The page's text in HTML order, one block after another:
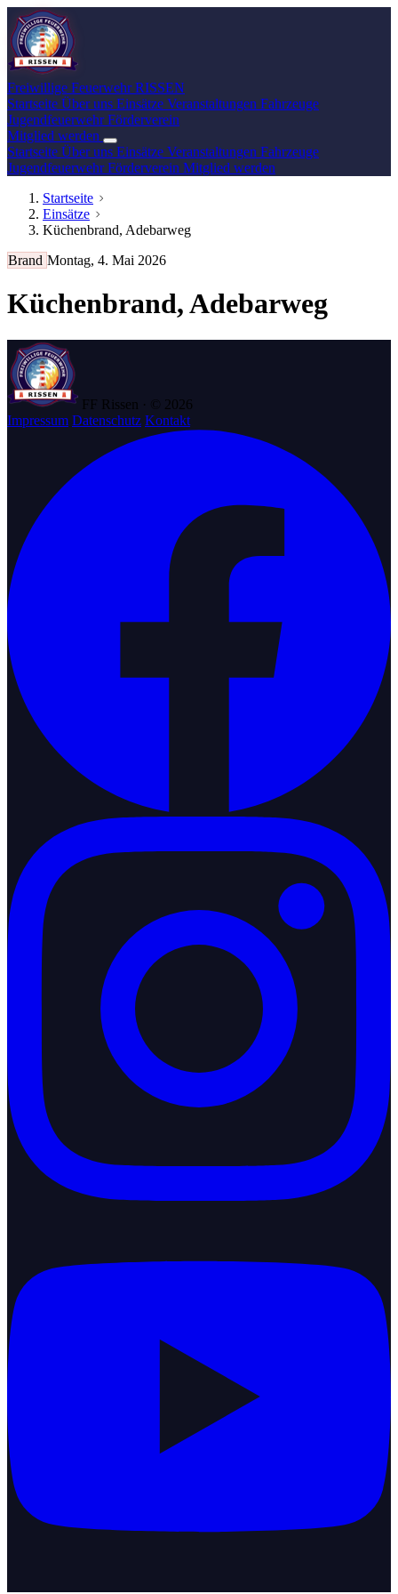
Freiwillige Feuerwehr RISSEN
Startseite Über uns Einsätze Veranstaltungen Fahrzeuge
JugendfeuerwehrFörderverein
Mitglied werden
Startseite Über uns Einsätze Veranstaltungen Fahrzeuge
JugendfeuerwehrFörderverein Mitglied werden
Startseite
Einsätze
Küchenbrand, Adebarweg
Brand Montag, 4. Mai 2026
Küchenbrand, Adebarweg
FF Rissen · © 2026
Impressum Datenschutz Kontakt